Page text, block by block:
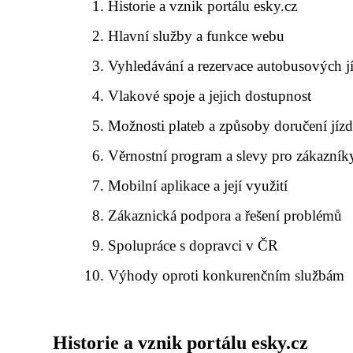
Historie a vznik portálu esky.cz
Hlavní služby a funkce webu
Vyhledávání a rezervace autobusových
Vlakové spoje a jejich dostupnost
Možnosti plateb a způsoby doručení
Věrnostní program a slevy pro
Mobilní aplikace a její využití
Zákaznická podpora a řešení problémů
Spolupráce s dopravci v ČR
Výhody oproti konkurenčním službám
Historie a vznik portálu esky.cz